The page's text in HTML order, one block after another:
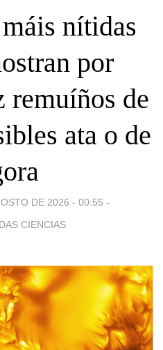
nítidas
por
remuíños de
ata o de
DE 2026 - 00:55 -
CIENCIAS